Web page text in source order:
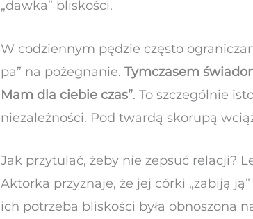
„dawka” bliskości.
W codziennym pędzie często
pa” na pożegnanie.Tymczasem
Mam dla ciebie czas”. To szczególnie
niezależności. Pod twardą skorupą
Jak przytulać, żeby nie zepsuć relacji?
Aktorka przyznaje, że jej córki „zabiją
ich potrzeba bliskości była obnoszona